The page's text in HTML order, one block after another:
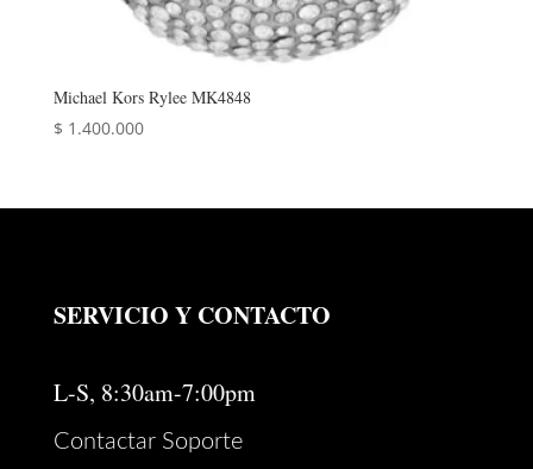
Michael Kors Rylee MK4848
$ 1.400.000
SERVICIO Y CONTACTO
L-S, 8:30am-7:00pm
Contactar Soporte